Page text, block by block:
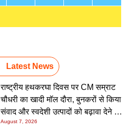
Latest News
राष्ट्रीय हथकरघा दिवस पर CM सम्राट
चौधरी का खादी मॉल दौरा, बुनकरों से किया
संवाद और स्वदेशी उत्पादों को बढ़ावा देने की
अपील
August 7, 2026